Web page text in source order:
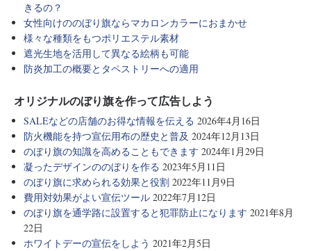
きるの？
女性向けののぼり旗ならマカロンカラーにおまかせ
様々な種類をもつポリエステル素材
遮光生地を活用して異なる絵柄も可能
防炎加工の概要とタペストリーへの適用
オリジナルのぼり旗を作って広告しよう
SALEなどの店舗のお得な情報を伝える 2026年4月16日
防火機能を持つ宣伝用布の歴史と普及 2024年12月13日
のぼり旗の知識を高めることもできます 2024年1月29日
凝ったデザインののぼりを作る 2023年5月11日
のぼり旗に求められる効果と役割 2022年11月9日
費用対効果がよい宣伝ツール 2022年7月12日
のぼり旗を通学路に設置すると犯罪防止になります 2021年8月
22日
ホワイトデーの宣伝をしよう 2021年2月5日